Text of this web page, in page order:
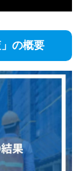
の概要